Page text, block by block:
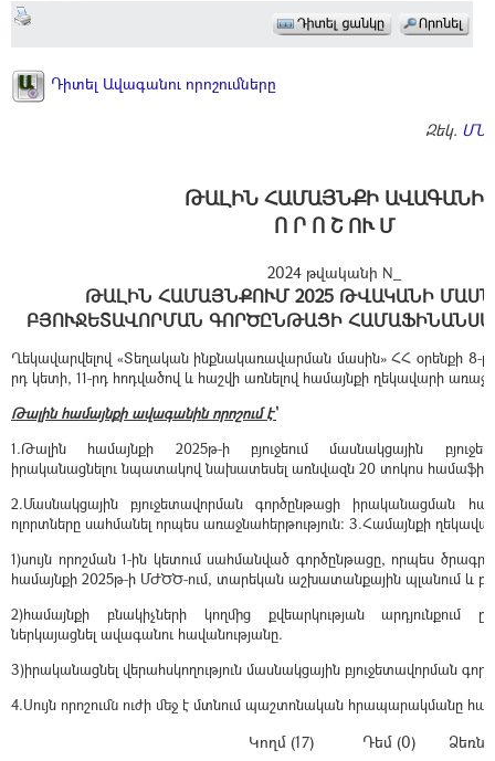
Դիտել Ավագանու որոշումները
Զեկ.
ԹԱԼԻՆ ՀԱՄԱՅՆՔԻ ԱՎԱԳԱՆԻ
Ո Ր Ո Շ ՈՒ Մ
2024 թվականի N_
ԹԱԼԻՆ ՀԱՄԱՅՆՔՈՒՄ 2025 ԹՎԱԿԱՆԻ
ԲՅՈՒՋԵՏԱՎՈՐՄԱՆ ԳՈՐԾԸՆԹԱՑԻ
Ղեկավարվելով «Տեղական ինքնակառավարման մասին» ՀՀ օրենքի 8-
րդ կետի, 11-րդ հոդվածով և հաշվի առնելով համայնքի ղեկավարի
Թալին համայնքի ավագանին որոշում է՝
1.Թալին համայնքի 2025թ-ի բյուջեում մասնակցային
իրականացնելու նպատակով նախատեսել առնվազն 20 տոկոս
2.Մասնակցային բյուջետավորման գործընթացի իրականացման
ոլորտները սահմանել որպես առաջնահերթություն։ 3.Համայնքի
1)սույն որոշման 1-ին կետում սահմանված գործընթացը, որպես
համայնքի 2025թ-ի ՄԺԾԾ-ում, տարեկան աշխատանքային պլանում և
2)hամայնքի բնակիչների կողմից քվեարկության արդյունքում
ներկայացնել ավագանու հավանությանը.
3)իրականացնել վերահսկողություն մասնակցային բյուջետավորման
4.Սույն որոշումն ուժի մեջ է մտնում պաշտոնական հրապարակմանը
Կողմ (17) Դեմ (0)